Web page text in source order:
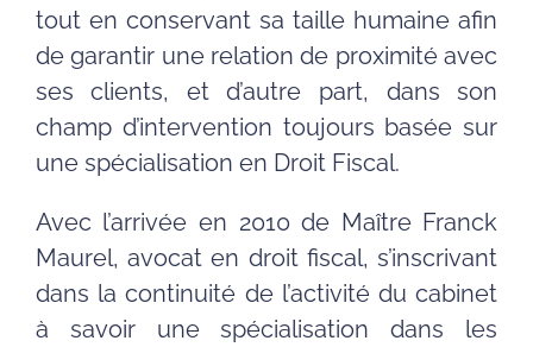
tout en conservant sa taille humaine afin
de garantir une relation de proximité avec
ses clients, et d’autre part, dans son
champ d’intervention toujours basée sur
une spécialisation en Droit Fiscal.
Avec l’arrivée en 2010 de Maître Franck
Maurel, avocat en droit fiscal, s’inscrivant
dans la continuité de l’activité du cabinet
à savoir une spécialisation dans les